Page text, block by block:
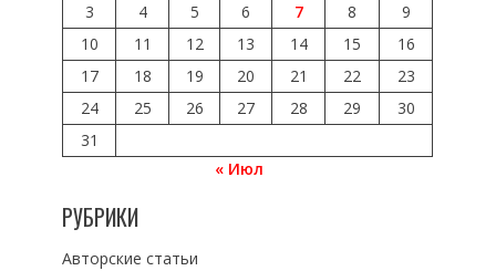
3
4 5 6 7 8
9
10
11 12 13 14 15
16
17
18 19 20 21 22
23
24
25 26 27 28 29
30
31
« Июл
РУБРИКИ
Авторские статьи